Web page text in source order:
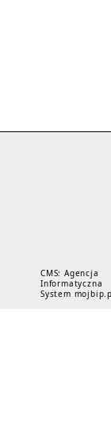
CMS: Agencja
Informatyczna
System